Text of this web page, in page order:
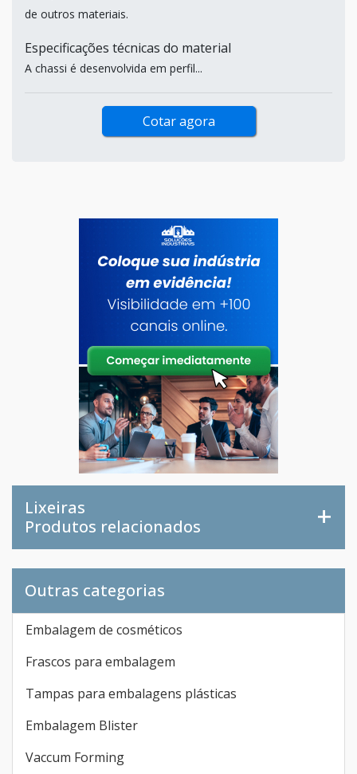
de outros materiais.
Especificações técnicas do material
A chassi é desenvolvida em perfil...
Cotar agora
Lixeiras
Produtos relacionados
Outras categorias
Embalagem de cosméticos
Frascos para embalagem
Tampas para embalagens plásticas
Embalagem Blister
Vaccum Forming